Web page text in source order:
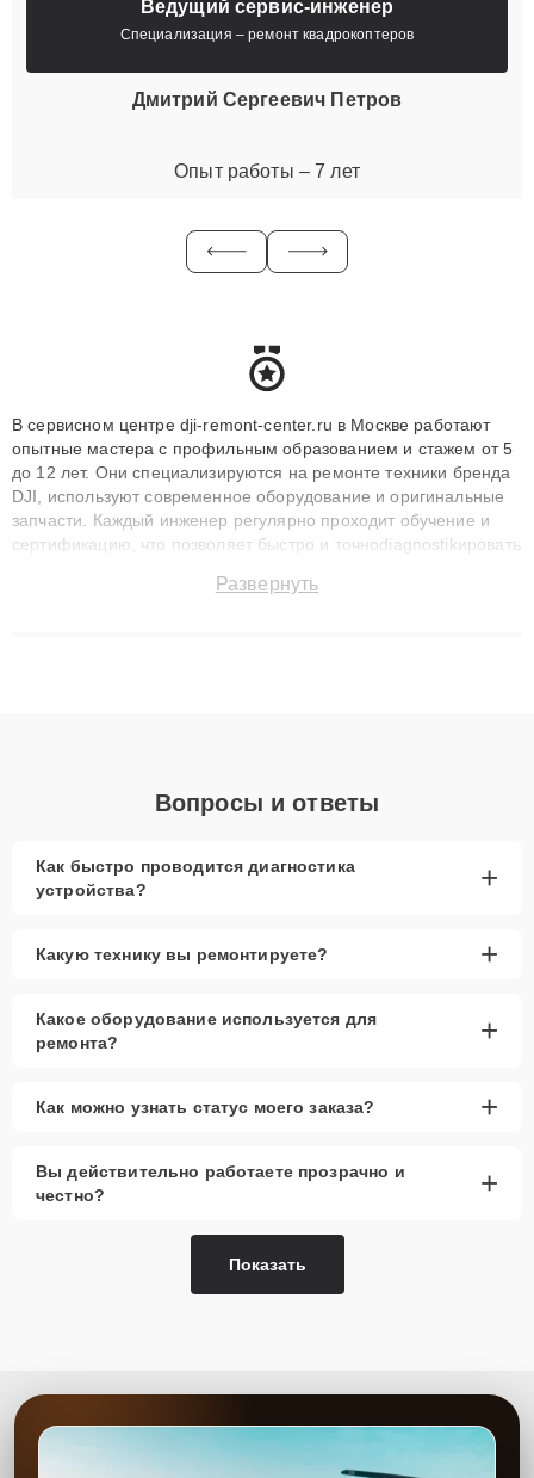
Ведущий сервис-инженер
Специализация – ремонт квадрокоптеров
Дмитрий Сергеевич Петров
Опыт работы – 7 лет
В сервисном центре dji-remont-center.ru в Москве работают
опытные мастера с профильным образованием и стажем от 5
до 12 лет. Они специализируются на ремонте техники бренда
DJI, используют современное оборудование и оригинальные
запчасти. Каждый инженер регулярно проходит обучение и
сертификацию, что позволяет быстро и точноdiagnostikировать
до 3 лет. Наши мастера решают сложные случаи: от замены
Развернуть
Вопросы и ответы
Как быстро проводится диагностика
устройства?
+
Какую технику вы ремонтируете? +
Какое оборудование используется для
ремонта?
+
Как можно узнать статус моего заказа? +
Вы действительно работаете прозрачно и
честно?
+
Показать